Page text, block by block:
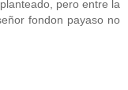
pero entre la
fondon payaso no